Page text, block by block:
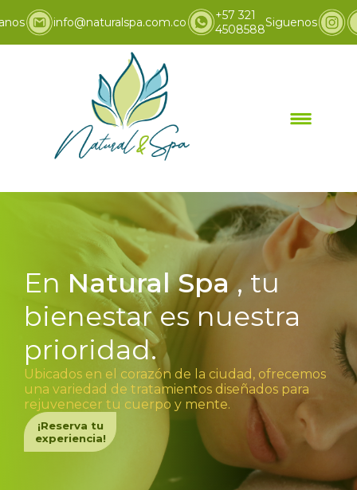
info@naturalspa.com.co
+57 321
4508588Siguenos
En Natural Spa, tu
bienestar es nuestra
prioridad.
Ubicados en el corazón de la ciudad, ofrecemos
una variedad de tratamientos diseñados para
rejuvenecer tu cuerpo y mente.
¡Reserva tu
experiencia!